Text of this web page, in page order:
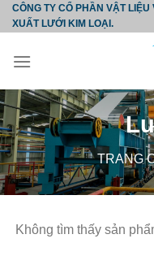
Skip
to
CÔNG TY CỔ PHẦN VẬT
XUẤT LƯỚI KIM LOẠI.
TRANG
Không tìm thấy sản